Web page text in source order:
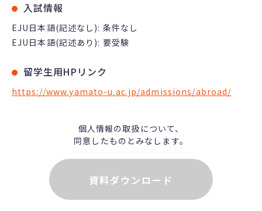
入試情報
EJU日本語(記述なし): 条件なし
EJU日本語(記述あり): 要受験
留学生用HPリンク
https://www.yamato-u.ac.jp/admissions/abroad/
個人情報の取扱について、
同意したものとみなします。
資料ダウンロード